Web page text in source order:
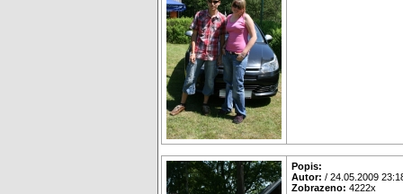
Popis:
Autor: / 24.05.2009
Zobrazeno: 4222x